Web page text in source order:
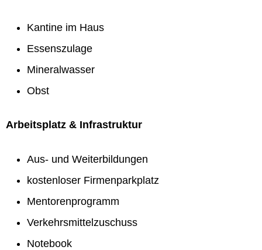
Kantine im Haus
Essenszulage
Mineralwasser
Obst
Arbeitsplatz & Infrastruktur
Aus- und Weiterbildungen
kostenloser Firmenparkplatz
Mentorenprogramm
Verkehrsmittelzuschuss
Notebook